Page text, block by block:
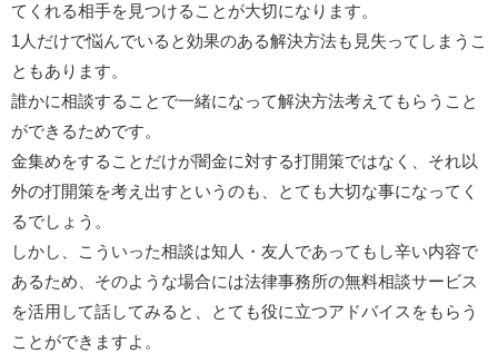
てくれる相手を見つけることが大切になります。
1人だけで悩んでいると効果のある解決方法も見失ってしまうこ
ともあります。
誰かに相談することで一緒になって解決方法考えてもらうこと
ができるためです。
金集めをすることだけが闇金に対する打開策ではなく、それ以
外の打開策を考え出すというのも、とても大切な事になってく
るでしょう。
しかし、こういった相談は知人・友人であってもし辛い内容で
あるため、そのような場合には法律事務所の無料相談サービス
を活用して話してみると、とても役に立つアドバイスをもらう
ことができますよ。